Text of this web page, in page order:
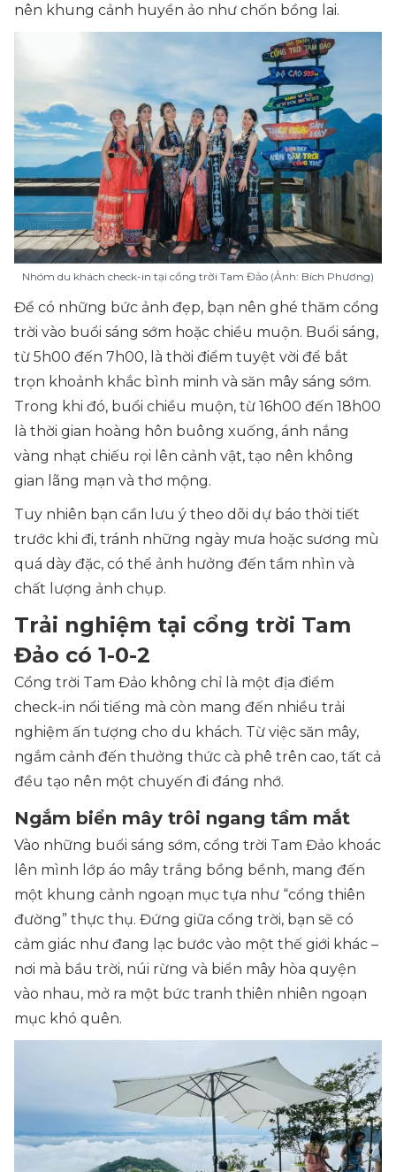
nên khung cảnh huyền ảo như chốn bồng lai.
Nhóm du khách check-in tại cổng trời Tam Đảo (Ảnh: Bích Phương)
Để có những bức ảnh đẹp, bạn nên ghé thăm cổng
trời vào buổi sáng sớm hoặc chiều muộn. Buổi sáng,
từ 5h00 đến 7h00, là thời điểm tuyệt vời để bắt
trọn khoảnh khắc bình minh và săn mây sáng sớm.
Trong khi đó, buổi chiều muộn, từ 16h00 đến 18h00
là thời gian hoàng hôn buông xuống, ánh nắng
vàng nhạt chiếu rọi lên cảnh vật, tạo nên không
gian lãng mạn và thơ mộng.
Tuy nhiên bạn cần lưu ý theo dõi dự báo thời tiết
trước khi đi, tránh những ngày mưa hoặc sương mù
quá dày đặc, có thể ảnh hưởng đến tầm nhìn và
chất lượng ảnh chụp.
Trải nghiệm tại cổng trời Tam
Đảo có 1-0-2
Cổng trời Tam Đảo không chỉ là một địa điểm
check-in nổi tiếng mà còn mang đến nhiều trải
nghiệm ấn tượng cho du khách. Từ việc săn mây,
ngắm cảnh đến thưởng thức cà phê trên cao, tất cả
đều tạo nên một chuyến đi đáng nhớ.
Ngắm biển mây trôi ngang tầm mắt
Vào những buổi sáng sớm, cổng trời Tam Đảo khoác
lên mình lớp áo mây trắng bồng bềnh, mang đến
một khung cảnh ngoạn mục tựa như “cổng thiên
đường” thực thụ. Đứng giữa cổng trời, bạn sẽ có
cảm giác như đang lạc bước vào một thế giới khác –
nơi mà bầu trời, núi rừng và biển mây hòa quyện
vào nhau, mở ra một bức tranh thiên nhiên ngoạn
mục khó quên.